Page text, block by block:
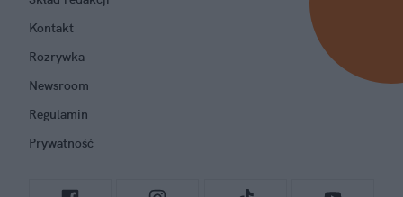
Kontakt
Rozrywka
Newsroom
Regulamin
Prywatność